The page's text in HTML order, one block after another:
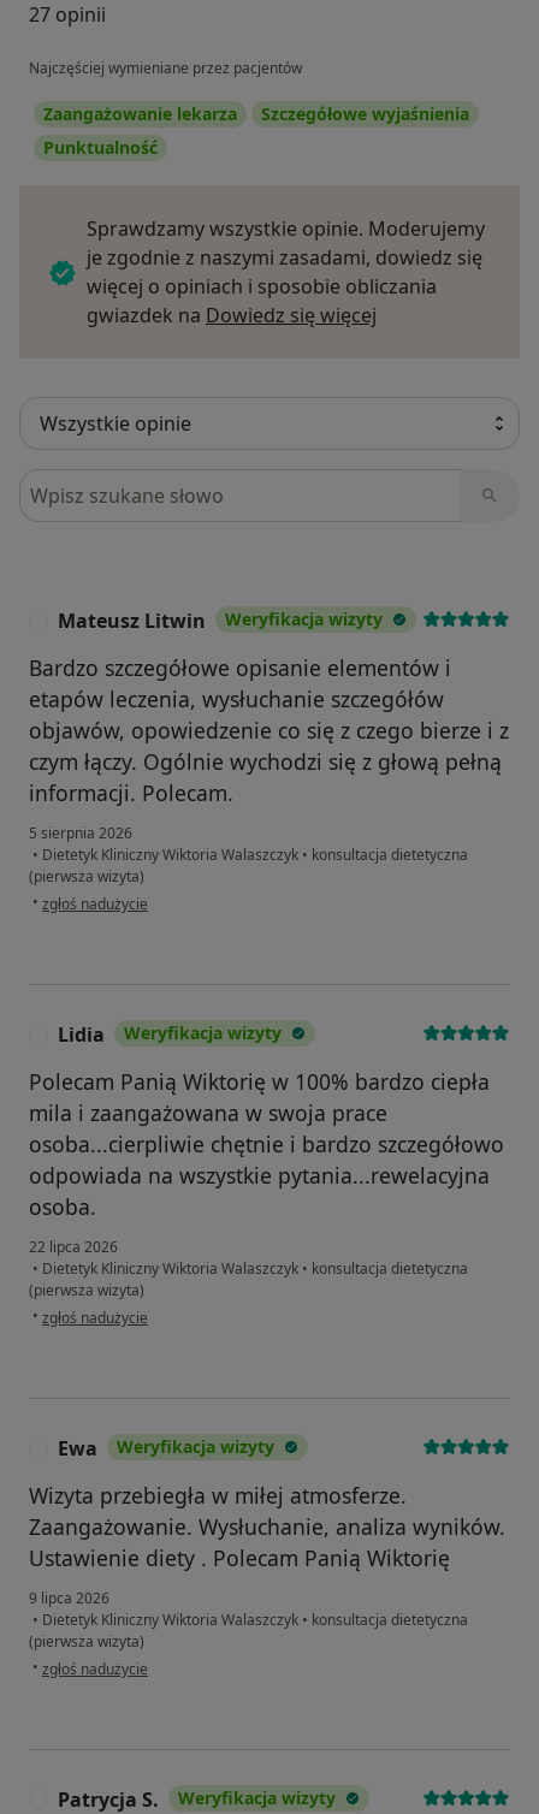
27 opinii
Najczęściej wymieniane przez pacjentów
Zaangażowanie lekarza
Szczegółowe wyjaśnienia
Punktualność
Sprawdzamy wszystkie opinie. Moderujemy
je zgodnie z naszymi zasadami, dowiedz się
więcej o opiniach i sposobie obliczania
gwiazdek na Dowiedz się więcej
Szukaj w opiniach
Mateusz Litwin Weryfikacja wizyty
Bardzo szczegółowe opisanie elementów i
etapów leczenia, wysłuchanie szczegółów
objawów, opowiedzenie co się z czego bierze i z
czym łączy. Ogólnie wychodzi się z głową pełną
informacji. Polecam.
5 sierpnia 2026
• Dietetyk Kliniczny Wiktoria Walaszczyk • konsultacja dietetyczna
(pierwsza wizyta)
• w opinii użytkownika Mateusz Litwin
zgłoś nadużycie
Lidia Weryfikacja wizyty
Polecam Panią Wiktorię w 100% bardzo ciepła
mila i zaangażowana w swoja prace
osoba...cierpliwie chętnie i bardzo szczegółowo
odpowiada na wszystkie pytania...rewelacyjna
osoba.
22 lipca 2026
• Dietetyk Kliniczny Wiktoria Walaszczyk • konsultacja dietetyczna
(pierwsza wizyta)
• w opinii użytkownika Lidia
zgłoś nadużycie
Ewa Weryfikacja wizyty
Wizyta przebiegła w miłej atmosferze.
Zaangażowanie. Wysłuchanie, analiza wyników.
Ustawienie diety . Polecam Panią Wiktorię
9 lipca 2026
• Dietetyk Kliniczny Wiktoria Walaszczyk • konsultacja dietetyczna
(pierwsza wizyta)
• w opinii użytkownika Ewa
zgłoś nadużycie
Patrycja S. Weryfikacja wizyty